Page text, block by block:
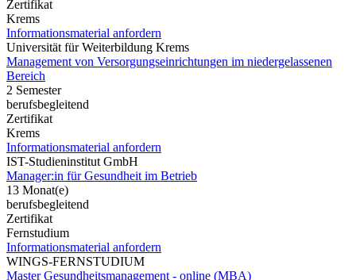
Zertifikat
Krems
Informationsmaterial anfordern
Universität für Weiterbildung Krems
Management von Versorgungseinrichtungen im niedergelassenen
Bereich
2 Semester
berufsbegleitend
Zertifikat
Krems
Informationsmaterial anfordern
IST-Studieninstitut GmbH
Manager:in für Gesundheit im Betrieb
13 Monat(e)
berufsbegleitend
Zertifikat
Fernstudium
Informationsmaterial anfordern
WINGS-FERNSTUDIUM
Master Gesundheitsmanagement - online (MBA)